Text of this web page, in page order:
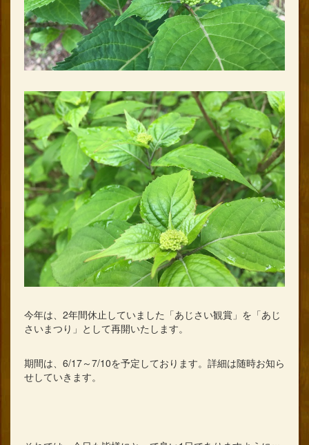
今年は、2年間休止していました「あじさい観賞」を「あじ
さいまつり」として再開いたします。
期間は、6/17～7/10を予定しております。詳細は随時お知ら
せしていきます。